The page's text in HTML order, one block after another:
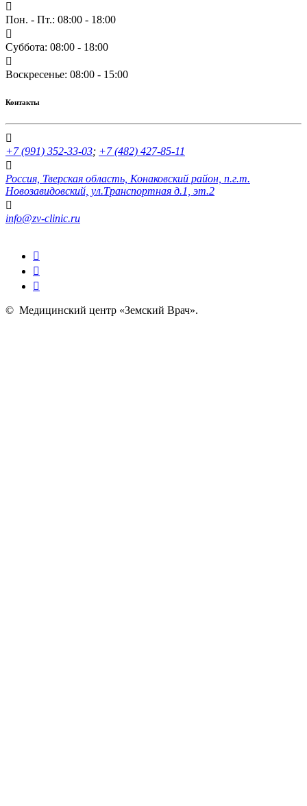
Пон. - Пт.: 08:00 - 18:00
Суббота: 08:00 - 18:00
Воскресенье: 08:00 - 15:00
Контакты
+7 (991) 352-33-03; +7 (482) 427-85-11
Россия, Тверская область, Конаковский район, п.г.т.
Новозавидовский, ул.Транспортная д.1, эт.2
info@zv-clinic.ru
© Медицинский центр «Земский Врач».